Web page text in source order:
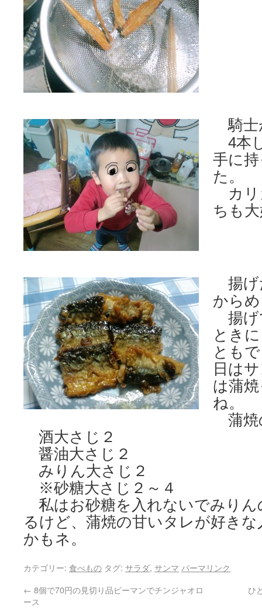
騎士
4本
手に
た。
カリ
ちも
揚げ
から
揚げ
とき
とも
日は
は蒲
ね。
蒲焼
酒大さじ２
醤油大さじ２
みりん大さじ２
※砂糖大さじ２～４
私はお砂糖を入れないでみりん
るけど、蒲焼の甘いタレが好き
かもネ。
カテゴリー: 食べもの タグ: サラダ, サンマ パーマリンク
← 8個で70円の見切り品ピーマンでチンジャオロ
ース
ひ